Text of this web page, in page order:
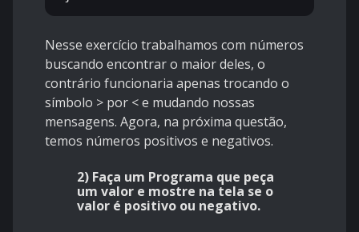
Nesse exercício trabalhamos com números
buscando encontrar o maior deles, o
contrário funcionaria apenas trocando o
símbolo > por < e mudando nossas
mensagens. Agora, na próxima questão,
temos números positivos e negativos.
2) Faça um Programa que peça
um valor e mostre na tela se o
valor é positivo ou negativo.